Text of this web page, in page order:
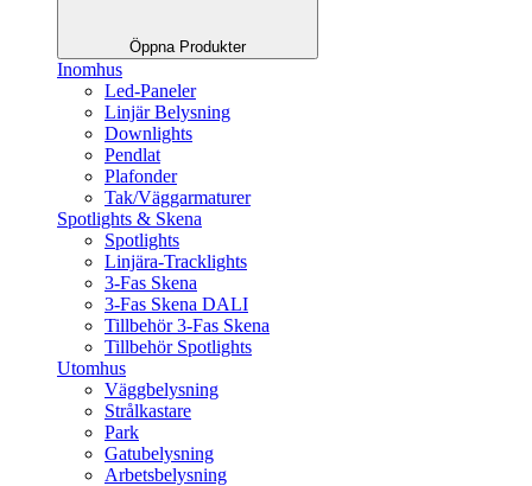
Öppna Produkter
Inomhus
Led-Paneler
Linjär Belysning
Downlights
Pendlat
Plafonder
Tak/Väggarmaturer
Spotlights & Skena
Spotlights
Linjära-Tracklights
3-Fas Skena
3-Fas Skena DALI
Tillbehör 3-Fas Skena
Tillbehör Spotlights
Utomhus
Väggbelysning
Strålkastare
Park
Gatubelysning
Arbetsbelysning